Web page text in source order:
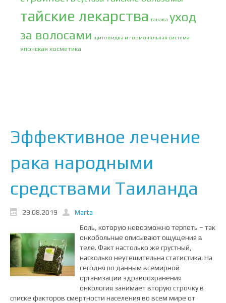
тайские лекарства танака уход
за волосами щитовидка и гормональная система
японская косметика
Эффективное лечение
рака народными
средствами Таиланда
29.08.2019
Marta
Боль, которую невозможно терпеть – так
онкобольные описывают ощущения в
теле. Факт настолько же грустный,
насколько неутешительна статистика. На
сегодня по данным всемирной
организации здравоохранения
онкология занимает вторую строчку в
списке факторов смертности населения во всем мире от